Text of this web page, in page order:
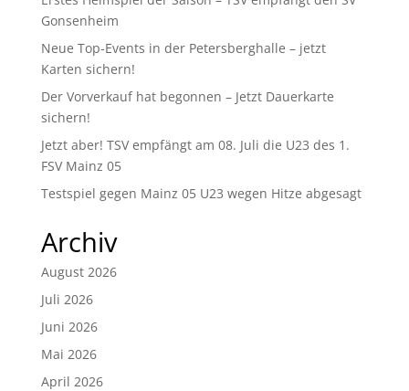
Gonsenheim
Neue Top-Events in der Petersberghalle – jetzt
Karten sichern!
Der Vorverkauf hat begonnen – Jetzt Dauerkarte
sichern!
Jetzt aber! TSV empfängt am 08. Juli die U23 des 1.
FSV Mainz 05
Testspiel gegen Mainz 05 U23 wegen Hitze abgesagt
Archiv
August 2026
Juli 2026
Juni 2026
Mai 2026
April 2026